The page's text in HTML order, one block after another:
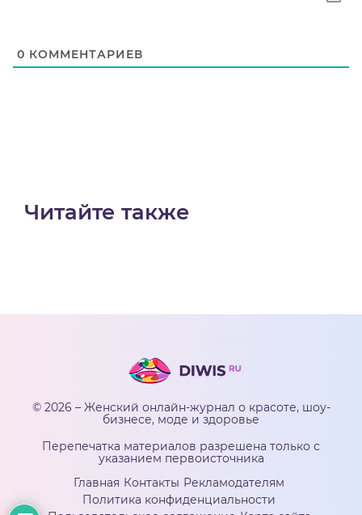
0 КОММЕНТАРИЕВ
Читайте также
© 2026 – Женский онлайн-журнал о красоте, шоу-
бизнесе, моде и здоровье
Перепечатка материалов разрешена только с
указанием первоисточника
Главная Контакты Рекламодателям
Политика конфиденциальности